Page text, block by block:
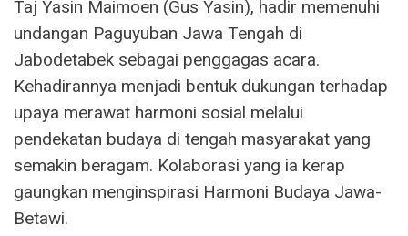
Taj Yasin Maimoen (Gus Yasin), hadir memenuhi
undangan Paguyuban Jawa Tengah di
Jabodetabek sebagai penggagas acara.
Kehadirannya menjadi bentuk dukungan terhadap
upaya merawat harmoni sosial melalui
pendekatan budaya di tengah masyarakat yang
semakin beragam. Kolaborasi yang ia kerap
gaungkan menginspirasi Harmoni Budaya Jawa-
Betawi.